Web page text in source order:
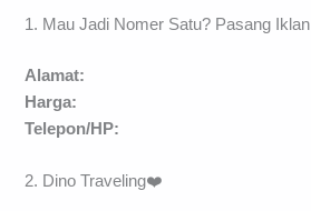
1. Mau Jadi Nomer Satu? Pasang Iklan
Alamat:
Harga:
Telepon/HP:
2. Dino Traveling❤️